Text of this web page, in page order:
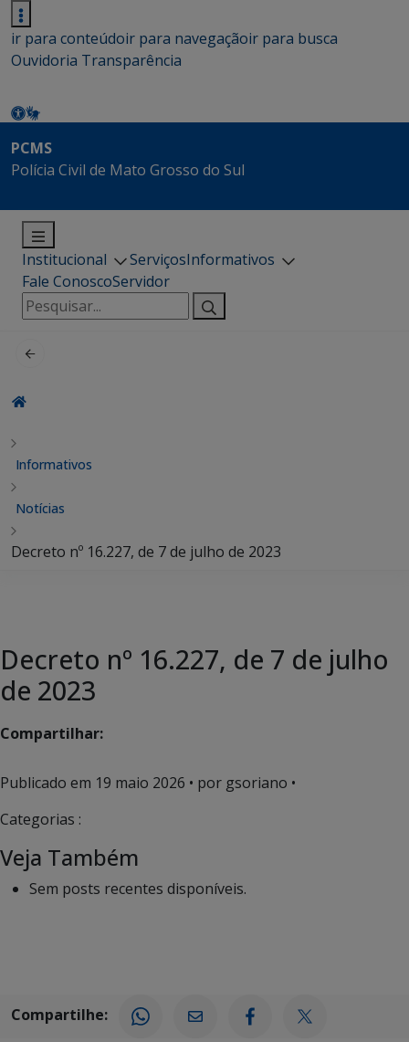
ir para conteúdoir para navegaçãoir para busca
Ouvidoria Transparência
PCMS
Polícia Civil de Mato Grosso do Sul
Institucional ServiçosInformativos
Fale ConoscoServidor
Pesquisar
por:
Informativos
Notícias
Decreto nº 16.227, de 7 de julho de 2023
Decreto nº 16.227, de 7 de julho
de 2023
Compartilhar:
Publicado em 19 maio 2026 • por gsoriano •
Categorias :
Veja Também
Sem posts recentes disponíveis.
Compartilhe: